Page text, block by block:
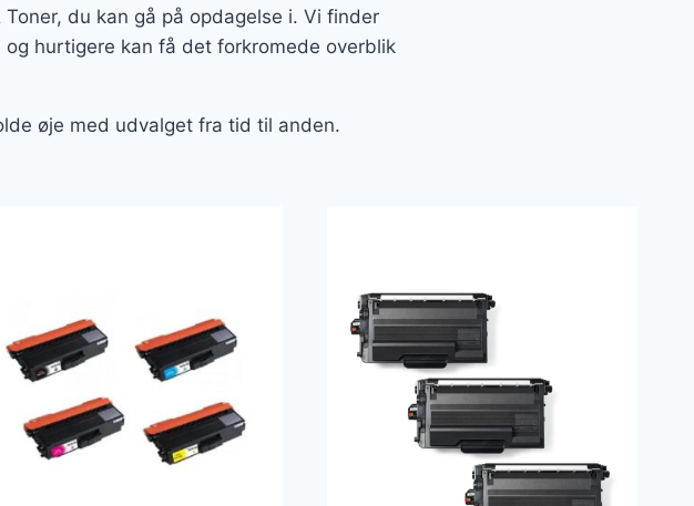
du kan gå på opdagelse i. Vi finder
hurtigere kan få det forkromede overblik
øje med udvalget fra tid til anden.